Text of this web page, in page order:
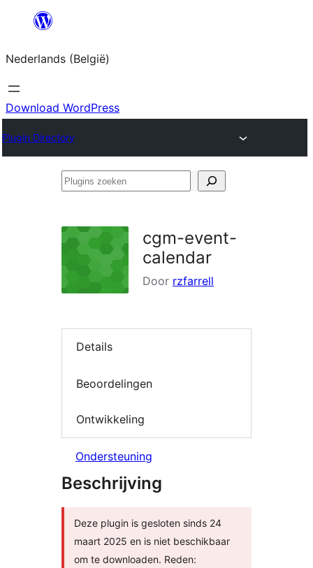
Spring
de
inhoud
Nederlands (België)
Download WordPress
Plugin Directory
Plugins
cgm-event-
calendar
Door rzfarrell
Details
Beoordelingen
Ontwikkeling
Ondersteuning
Beschrijving
Deze plugin is gesloten sinds 24
maart 2025 en is niet beschikbaar
om te downloaden. Reden: